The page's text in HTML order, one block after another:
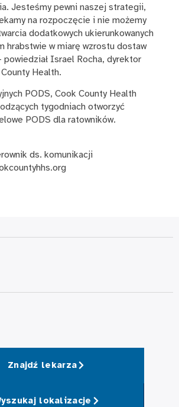
Jesteśmy pewni naszej strategii,
na rozpoczęcie i nie możemy
dodatkowych ukierunkowanych
hrabstwie w miarę wzrostu dostaw
Israel Rocha, dyrektor
Health.
PODS, Cook County Health
tygodniach otworzyć
PODS dla ratowników.
ds. komunikacji
Znajdź lekarza
lokalizacje